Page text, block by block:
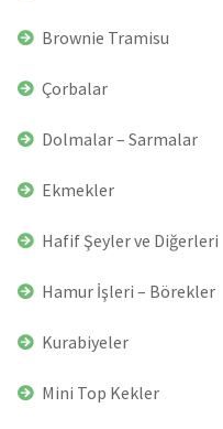
Brownie Tramisu
Çorbalar
Dolmalar – Sarmalar
Ekmekler
Hafif Şeyler ve Diğerleri
Hamur İşleri – Börekler
Kurabiyeler
Mini Top Kekler